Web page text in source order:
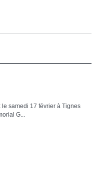
samedi 17 février à Tignes
G...